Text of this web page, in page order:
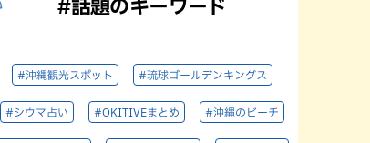
#話題のキーワード
#沖縄観光スポット #琉球ゴールデンキングス
#シウマ占い #OKITIVEまとめ #沖縄のビーチ